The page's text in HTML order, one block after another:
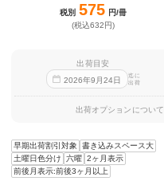
税別 575 円/冊
(税込632円)
出荷目安
2026年9 月24日
迄に
出荷
出荷オプションについて
早期出荷割引対象
書き込みスペース大
土曜日色分け
六曜 2ヶ月表示
前後月表示:前後3ヶ月以上